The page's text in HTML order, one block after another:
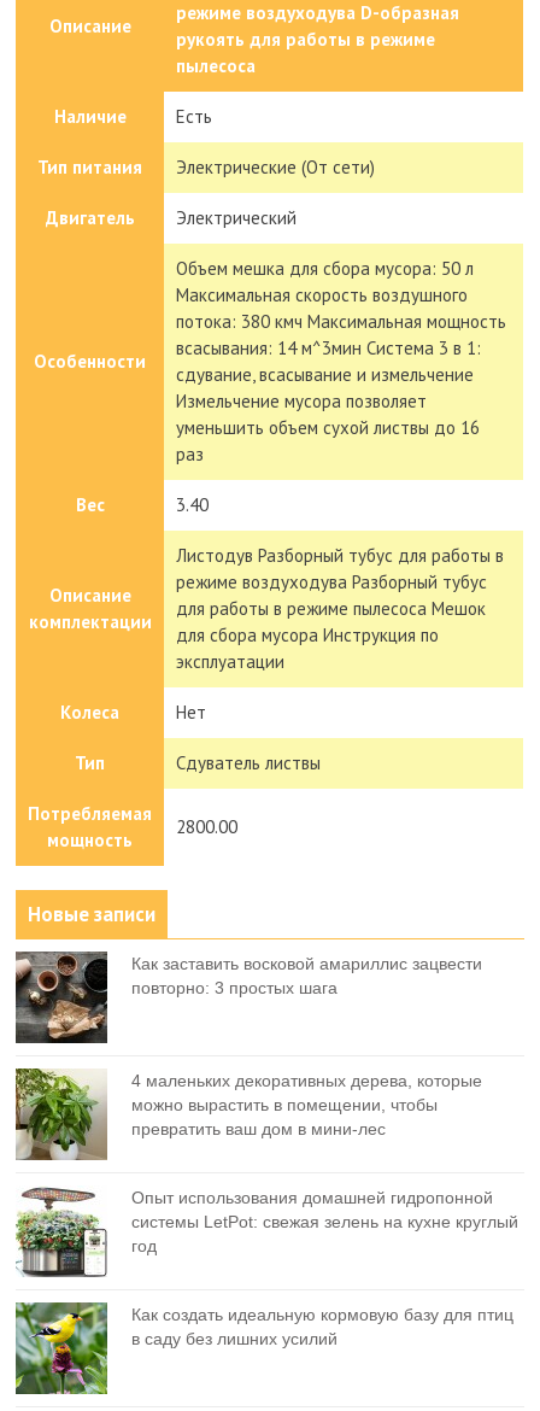
Описание
режиме воздуходува D-образная
рукоять для работы в режиме
пылесоса
Наличие Есть
Тип питания Электрические (От сети)
Двигатель Электрический
Особенности
Объем мешка для сбора мусора: 50 л
Максимальная скорость воздушного
потока: 380 кмч Максимальная мощность
всасывания: 14 м^3мин Система 3 в 1:
сдувание, всасывание и измельчение
Измельчение мусора позволяет
уменьшить объем сухой листвы до 16
раз
Вес 3.40
Описание
комплектации
Листодув Разборный тубус для работы в
режиме воздуходува Разборный тубус
для работы в режиме пылесоса Мешок
для сбора мусора Инструкция по
эксплуатации
Колеса Нет
Тип Сдуватель листвы
Потребляемая
мощность
2800.00
Новые записи
Как заставить восковой амариллис зацвести
повторно: 3 простых шага
4 маленьких декоративных дерева, которые
можно вырастить в помещении, чтобы
превратить ваш дом в мини-лес
Опыт использования домашней гидропонной
системы LetPot: свежая зелень на кухне круглый
год
Как создать идеальную кормовую базу для птиц
в саду без лишних усилий